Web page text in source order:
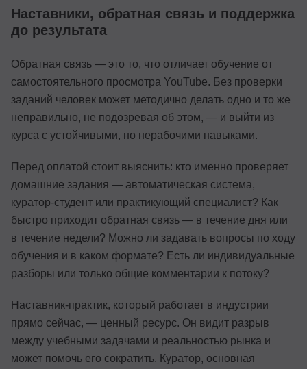
Наставники, обратная связь и поддержка
до результата
Обратная связь — это то, что отличает обучение от
самостоятельного просмотра YouTube. Без проверки
заданий человек может методично делать одно и то же
неправильно, не подозревая об этом, — и выйти из
курса с устойчивыми, но нерабочими навыками.
Перед оплатой стоит выяснить: кто именно проверяет
домашние задания — автоматическая система,
куратор-студент или практикующий специалист? Как
быстро приходит обратная связь — в течение дня или
в течение недели? Можно ли задавать вопросы по ходу
обучения и в каком формате? Есть ли индивидуальные
разборы или только общие комментарии к потоку?
Наставник-практик, который работает в индустрии
прямо сейчас, — ценный ресурс. Он видит разрыв
между учебными задачами и реальностью рынка и
может помочь его сократить. Куратор, основная